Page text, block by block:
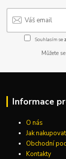
Souhlasím se
Můžete
Informace
O nás
Jak nakupovat
Obchodní
Kontakty